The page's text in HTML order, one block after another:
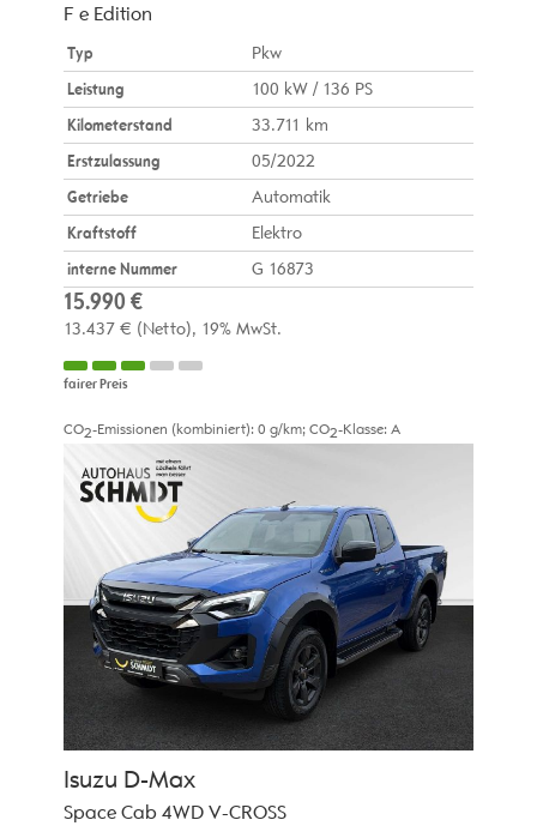
F e Edition
Typ
Pkw
Leistung
100 kW / 136 PS
Kilometerstand
33.711 km
Erstzulassung
05/2022
Getriebe
Automatik
Kraftstoff
Elektro
interne Nummer
G 16873
15.990 €
13.437 € (Netto) 19% MwSt.
fairer Preis
CO2-Emissionen (kombiniert): 0 g/km; CO2-Klasse: A
Isuzu D-Max
Space Cab 4WD V-CROSS